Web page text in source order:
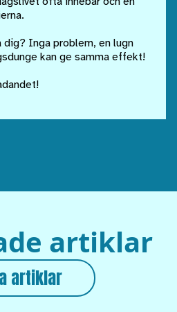
dig? Inga problem, en lugn
kan ge samma effekt!
artiklar
artiklar